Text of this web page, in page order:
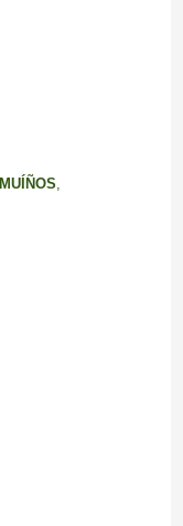
MUÍÑOS,